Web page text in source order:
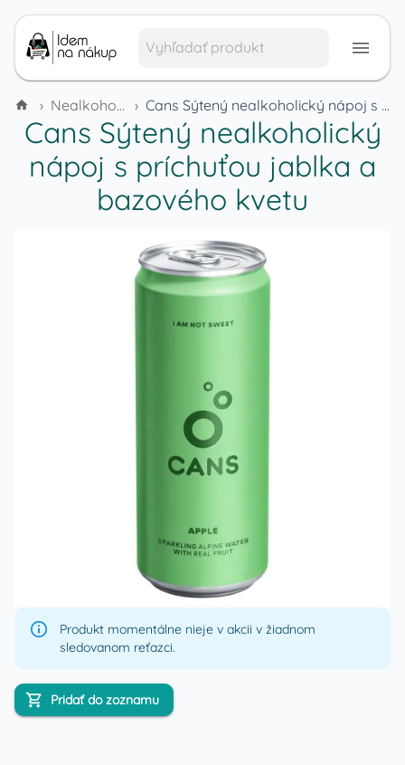
› Nealkoholické nápoje › Cans Sýtený nealkoholický nápoj s príchuťou jablka a bazového kvetu
Cans Sýtený nealkoholický
nápoj s príchuťou jablka a
bazového kvetu
Produkt momentálne nieje v akcii v žiadnom
sledovanom reťazci.
Pridať do zoznamu